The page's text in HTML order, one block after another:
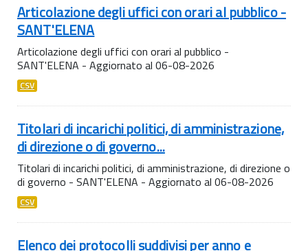
Articolazione degli uffici con orari al pubblico -
SANT'ELENA
Articolazione degli uffici con orari al pubblico -
SANT'ELENA - Aggiornato al 06-08-2026
CSV
Titolari di incarichi politici, di amministrazione,
di direzione o di governo...
Titolari di incarichi politici, di amministrazione, di direzione o
di governo - SANT'ELENA - Aggiornato al 06-08-2026
CSV
Elenco dei protocolli suddivisi per anno e